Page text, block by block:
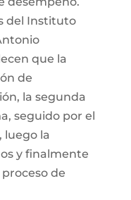
del Instituto
que la
de
la segunda
seguido por el
luego la
y finalmente
de